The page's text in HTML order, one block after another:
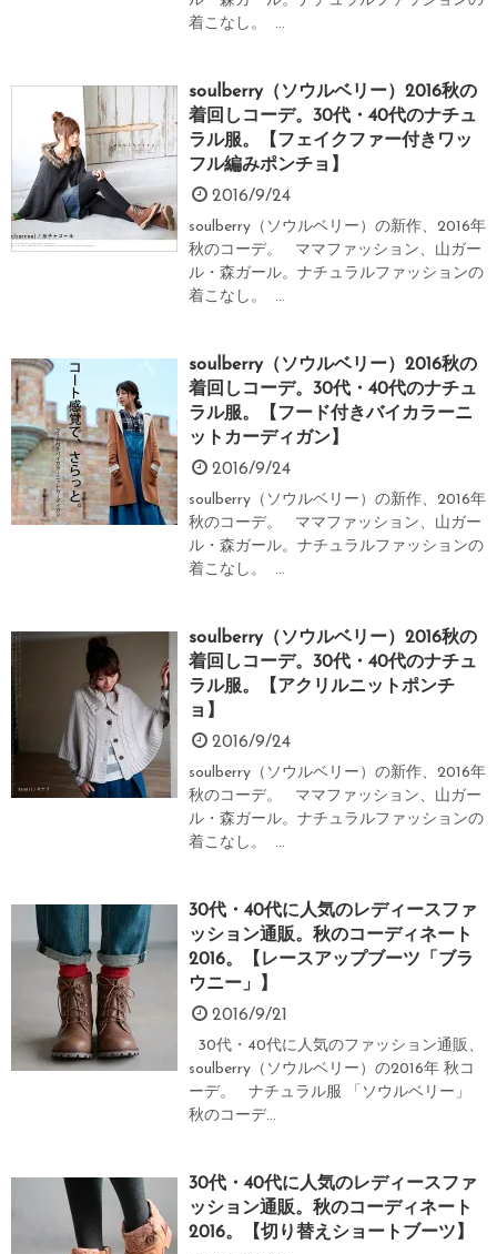
着こなし。 ...
soulberry（ソウルベリー）2016秋の
着回しコーデ。30代・40代のナチュ
ラル服。【フェイクファー付きワッ
フル編みポンチョ】
2016/9/24
soulberry（ソウルベリー）の新作、2016年
秋のコーデ。 ママファッション、山ガー
ル・森ガール。ナチュラルファッションの
着こなし。 ...
soulberry（ソウルベリー）2016秋の
着回しコーデ。30代・40代のナチュ
ラル服。【フード付きバイカラーニ
ットカーディガン】
2016/9/24
soulberry（ソウルベリー）の新作、2016年
秋のコーデ。 ママファッション、山ガー
ル・森ガール。ナチュラルファッションの
着こなし。 ...
soulberry（ソウルベリー）2016秋の
着回しコーデ。30代・40代のナチュ
ラル服。【アクリルニットポンチ
ョ】
2016/9/24
soulberry（ソウルベリー）の新作、2016年
秋のコーデ。 ママファッション、山ガー
ル・森ガール。ナチュラルファッションの
着こなし。 ...
30代・40代に人気のレディースファ
ッション通販。秋のコーディネート
2016。【レースアップブーツ「ブラ
ウニー」】
2016/9/21
30代・40代に人気のファッション通販、
soulberry（ソウルベリー）の2016年 秋コ
ーデ。 ナチュラル服 「ソウルベリー」
秋のコーデ...
30代・40代に人気のレディースファ
ッション通販。秋のコーディネート
2016。【切り替えショートブーツ】